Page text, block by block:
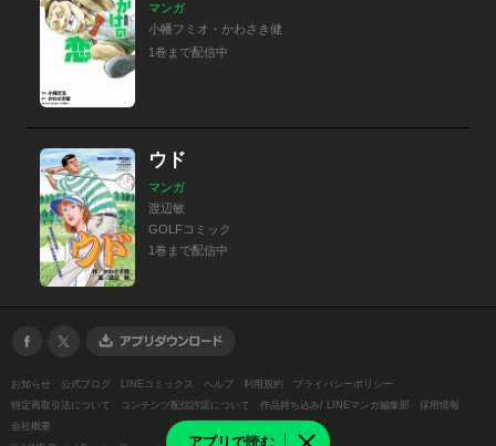
アプリで読む
マンガ
小幡フミオ・かわさき健
1巻まで配信中
ウド
マンガ
渡辺敏
GOLFコミック
1巻まで配信中
お知らせ 公式ブログ LINEコミックス ヘルプ 利用規約
プライバシーポリシー
特定商取引法について
コンテンツ配信許諾について 作品持ち込み/ LINEマンガ編集部
採用情報
会社概要